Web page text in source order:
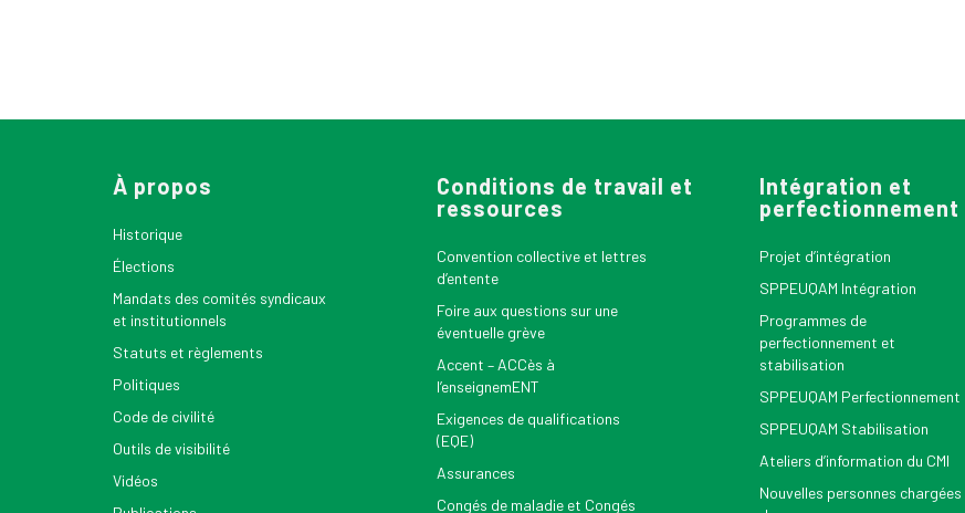
À propos
Historique
Élections
Mandats des comités syndicaux
et institutionnels
Statuts et règlements
Politiques
Code de civilité
Outils de visibilité
Vidéos
Conditions de travail et
ressources
Convention collective et lettres
d’entente
Foire aux questions sur une
éventuelle grève
Accent – ACCès à
l’enseignemENT
Exigences de qualifications
(EQE)
Assurances
Congés de maladie et Congés
Intégration et
perfectionnement
Projet d’intégration
SPPEUQAM Intégration
Programmes de
perfectionnement et
stabilisation
SPPEUQAM Perfectionnement
SPPEUQAM Stabilisation
Ateliers d’information du CMI
Nouvelles personnes chargées